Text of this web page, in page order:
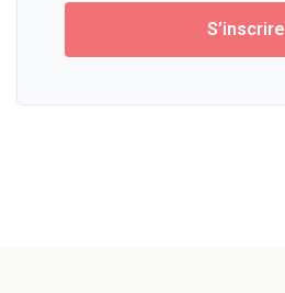
S’inscrire